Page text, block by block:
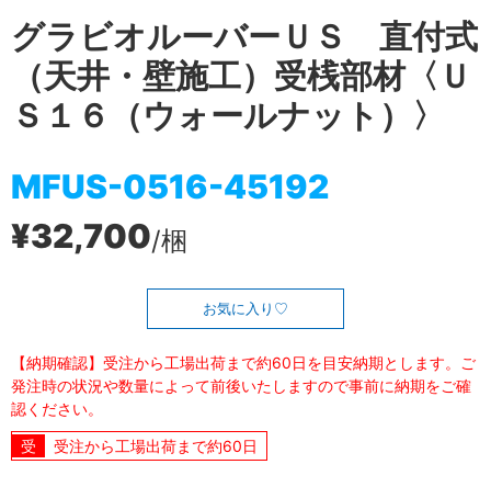
グラビオルーバーＵＳ 直付式
（天井・壁施工）受桟部材〈Ｕ
Ｓ１６（ウォールナット）〉
MFUS-0516-45192
¥32,700/梱
お気に入り
【納期確認】受注から工場出荷まで約60日を目安納期とします。ご
発注時の状況や数量によって前後いたしますので事前に納期をご確
認ください。
受注から工場出荷まで約60日